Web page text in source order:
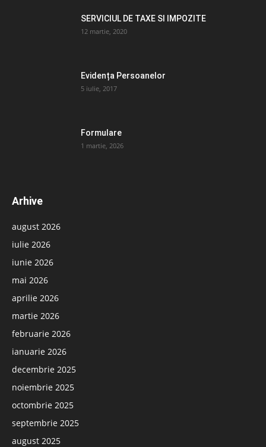
SERVICIUL DE TAXE SI IMPOZITE
12 martie, 2020
Evidența Persoanelor
5 iulie, 2017
Formulare
1 martie, 2026
Arhive
august 2026
iulie 2026
iunie 2026
mai 2026
aprilie 2026
martie 2026
februarie 2026
ianuarie 2026
decembrie 2025
noiembrie 2025
octombrie 2025
septembrie 2025
august 2025